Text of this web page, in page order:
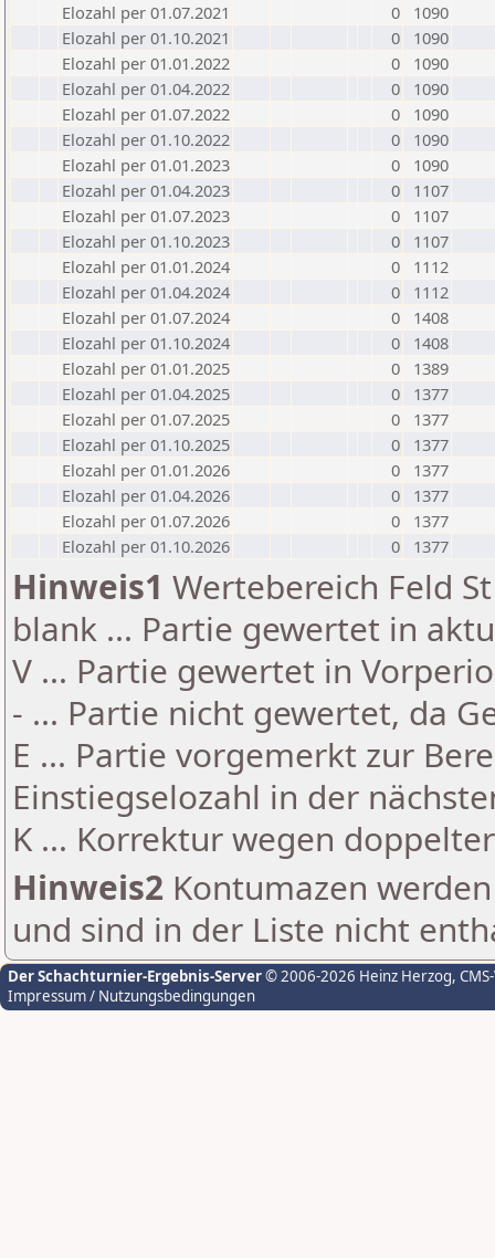
Elozahl per 01.07.2021
0
1090
Elozahl per 01.10.2021
0
1090
Elozahl per 01.01.2022
0
1090
Elozahl per 01.04.2022
0
1090
Elozahl per 01.07.2022
0
1090
Elozahl per 01.10.2022
0
1090
Elozahl per 01.01.2023
0
1090
Elozahl per 01.04.2023
0
1107
Elozahl per 01.07.2023
0
1107
Elozahl per 01.10.2023
0
1107
Elozahl per 01.01.2024
0
1112
Elozahl per 01.04.2024
0
1112
Elozahl per 01.07.2024
0
1408
Elozahl per 01.10.2024
0
1408
Elozahl per 01.01.2025
0
1389
Elozahl per 01.04.2025
0
1377
Elozahl per 01.07.2025
0
1377
Elozahl per 01.10.2025
0
1377
Elozahl per 01.01.2026
0
1377
Elozahl per 01.04.2026
0
1377
Elozahl per 01.07.2026
0
1377
Elozahl per 01.10.2026
0 1377
Hinweis1 Wertebereich Feld
blank ... Partie gewertet in
V ... Partie gewertet in
- ... Partie nicht gewertet, da
E ... Partie vorgemerkt zur
Einstiegselozahl in der
K ... Korrektur wegen
Hinweis2 Kontumazen
und sind in der Liste nicht
Der Schachturnier-Ergebnis-Server© 2006-2026 Heinz Herzog,
Impressum / Nutzungsbedingungen